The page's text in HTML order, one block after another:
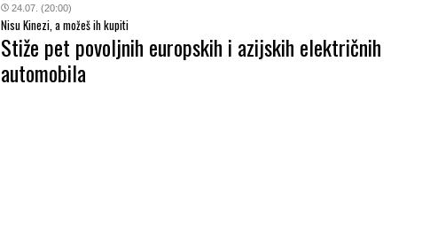
24.07. (20:00)
Nisu Kinezi, a možeš ih kupiti
Stiže pet povoljnih europskih i azijskih električnih
automobila